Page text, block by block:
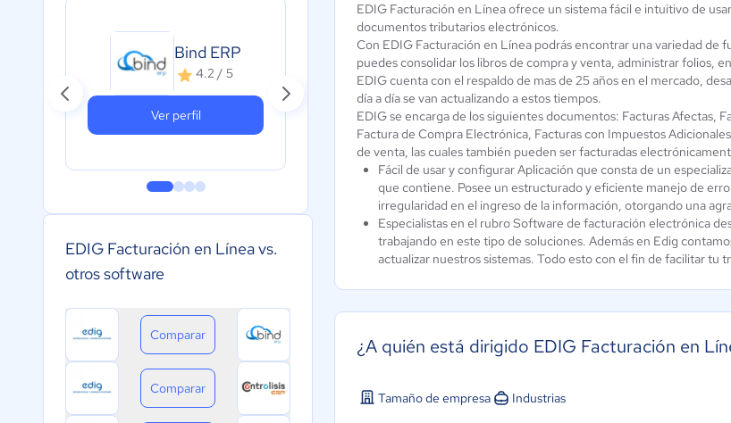
Bind ERP
4.2 / 5
Ver perfil
Controlisis ERP
4.6 / 5
México - Punto
de Venta
EDIG Facturación en Línea vs.
otros software
Comparar
Comparar
EDIG Facturación en Línea ofrece un sistema fácil e intuitivo de
documentos tributarios electrónicos.
Con EDIG Facturación en Línea podrás encontrar una variedad
puedes consolidar los libros de compra y venta, administrar folios,
EDIG cuenta con el respaldo de mas de 25 años en el mercado,
día a día se van actualizando a estos tiempos.
EDIG se encarga de los siguientes documentos: Facturas Afectas,
Factura de Compra Electrónica, Facturas con Impuestos
de venta, las cuales también pueden ser facturadas
Fácil de usar y configurar Aplicación que consta de un
que contiene. Posee un estructurado y eficiente manejo de
irregularidad en el ingreso de la información, otorgando una
Especialistas en el rubro Software de facturación electrónica
trabajando en este tipo de soluciones. Además en Edig
actualizar nuestros sistemas. Todo esto con el fin de facilitar tu
¿A quién está dirigido EDIG Facturación en
Tamaño de empresa Industrias